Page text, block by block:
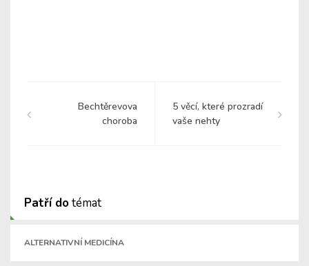
Bechtěrevova
choroba
5 věcí, které prozradí
vaše nehty
Patří dotémat
ALTERNATIVNÍ MEDICÍNA